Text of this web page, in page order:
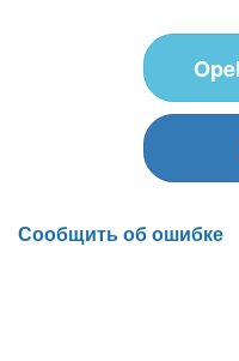
Сообщить об ошибке